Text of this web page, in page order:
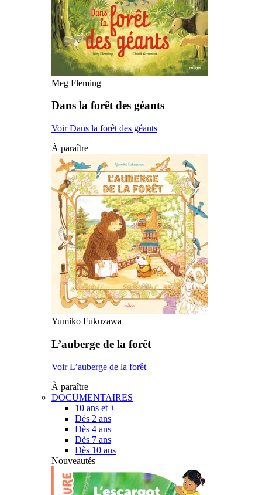
Meg Fleming
Dans la forêt des géants
Voir Dans la forêt des géants
À paraître
Yumiko Fukuzawa
L’auberge de la forêt
Voir L’auberge de la forêt
À paraître
DOCUMENTAIRES
10 ans et +
Dès 2 ans
Dès 4 ans
Dès 7 ans
Dès 10 ans
Nouveautés